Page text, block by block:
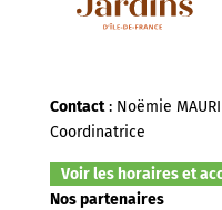
Contact: Noëmie
Coordinatrice
Voir les horaires et
Nos partenaires